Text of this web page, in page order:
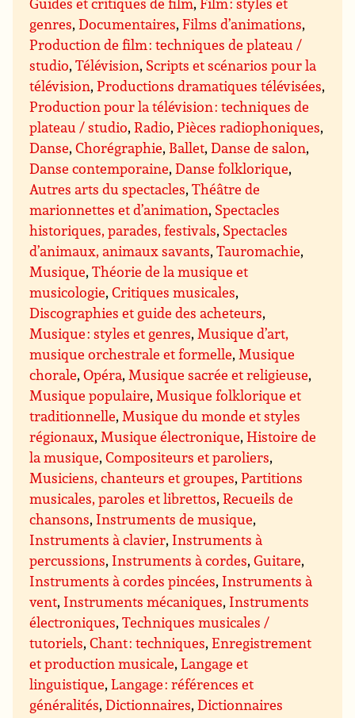
genres,Documentaires,Films d’animations,
Production de film : techniques de plateau /
studio,Télévision, Scripts et scénarios pour la
télévision,Productions dramatiques télévisées,
Production pour la télévision : techniques de
plateau / studio,Radio,Pièces radiophoniques,
Danse,Chorégraphie, Ballet,Danse de salon,
Danse contemporaine,Danse folklorique,
Autres arts du spectacles,Théâtre de
marionnettes et d’animation, Spectacles
historiques, parades, festivals, Spectacles
d’animaux, animaux savants,Tauromachie,
Musique,Théorie de la musique et
musicologie,Critiques musicales,
Discographies et guide des acheteurs,
Musique : styles et genres,Musique d’art,
musique orchestrale et formelle,Musique
chorale,Opéra,Musique sacrée et religieuse,
Musique populaire,Musique folklorique et
traditionnelle,Musique du monde et styles
régionaux,Musique électronique,Histoire de
la musique,Compositeurs et paroliers,
Musiciens, chanteurs et groupes,Partitions
musicales, paroles et librettos,Recueils de
chansons, Instruments de musique,
Instruments à clavier, Instruments à
percussions, Instruments à cordes,Guitare,
Instruments à cordes pincées, Instruments à
vent, Instruments mécaniques, Instruments
électroniques,Techniques musicales /
tutoriels,Chant : techniques,Enregistrement
et production musicale,Langage et
linguistique,Langage : références et
généralités,Dictionnaires,Dictionnaires